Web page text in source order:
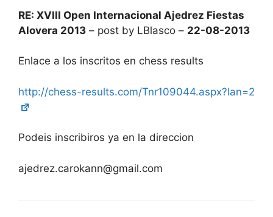
RE: XVIII Open Internacional Ajedrez Fiestas
Alovera 2013 – post by LBlasco – 22-08-2013
Enlace a los inscritos en chess results
http://chess-results.com/Tnr109044.aspx?lan=2
Podeis inscribiros ya en la direccion
ajedrez.carokann@gmail.com